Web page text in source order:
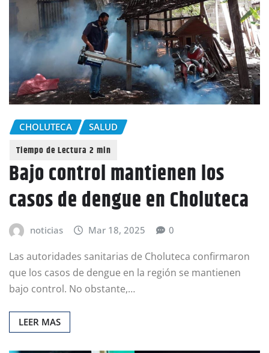
CHOLUTECA SALUD
Bajo control mantienen los
casos de dengue en Choluteca
noticias Mar 18, 2025 0
Las autoridades sanitarias de Choluteca confirmaron
que los casos de dengue en la región se mantienen
bajo control. No obstante,…
LEER MAS